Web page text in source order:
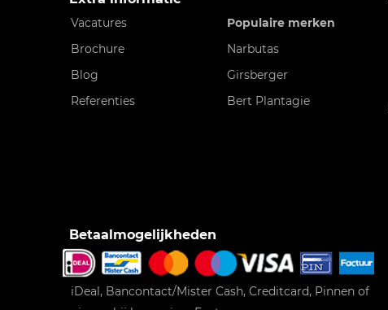
Vacatures
Populaire merken
Brochure
Narbutas
Blog
Girsberger
Referenties
Bert Plantagie
Betaalmogelijkheden
iDeal, Bancontact/Mister Cash, Creditcard, Pinnen of